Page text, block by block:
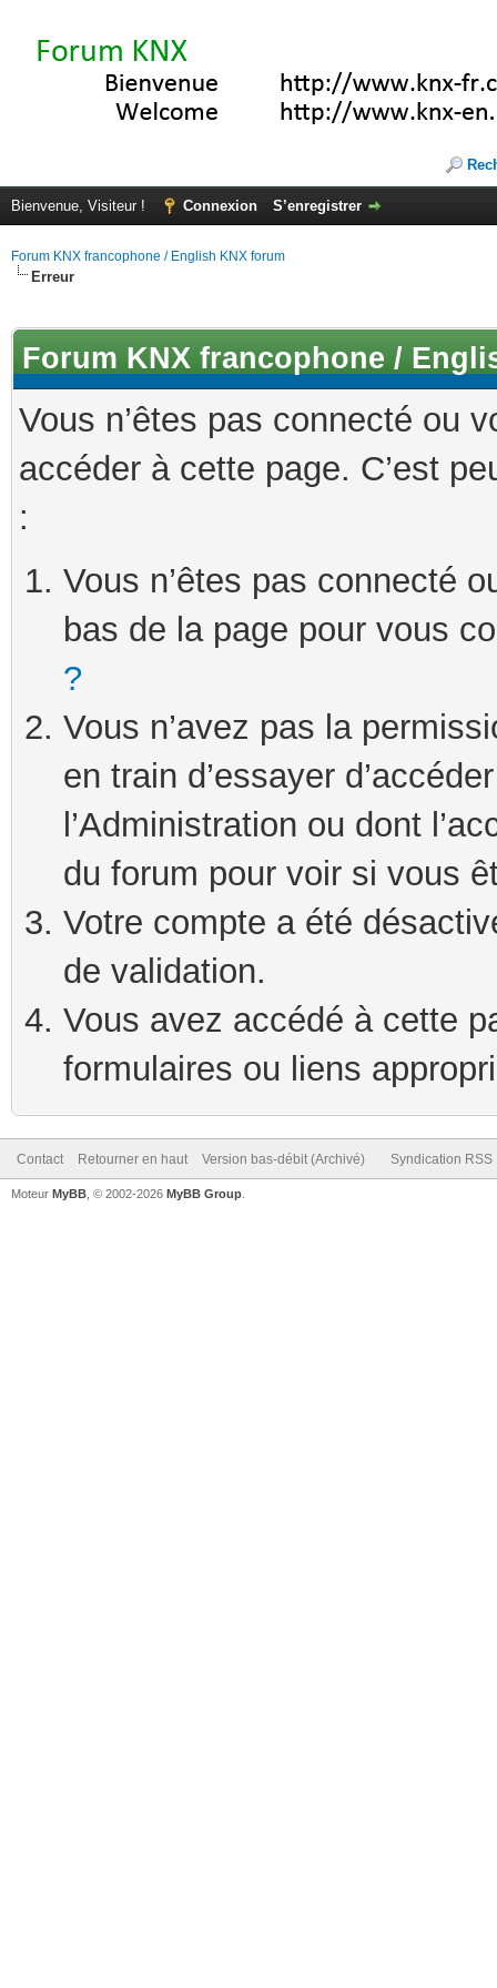
Bienvenue, Visiteur ! Connexion S’enregistrer
Forum KNX francophone / English KNX forum
Erreur
Forum KNX francophone /
Vous n’êtes pas connecté ou
accéder à cette page. C’est
:
Vous n’êtes pas connecté
bas de la page pour vous
?
Vous n’avez pas la
en train d’essayer
l’Administration ou dont
du forum pour voir si vous
Votre compte a été
de validation.
Vous avez accédé à cette
formulaires ou liens
Contact Retourner en haut Version bas-débit (Archivé) Syndication RSS
Moteur MyBB , © 2002-2026 MyBB Group